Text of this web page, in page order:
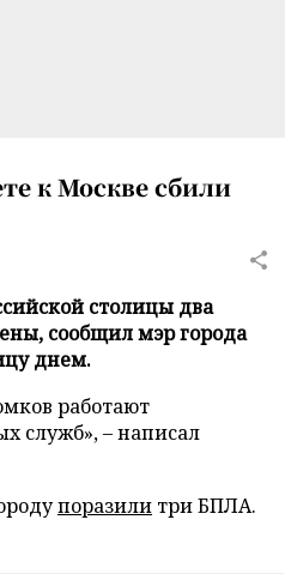
к Москве сбили
столицы два
сообщил мэр города
днем.
работают
служб», – написал
поразили три БПЛА.